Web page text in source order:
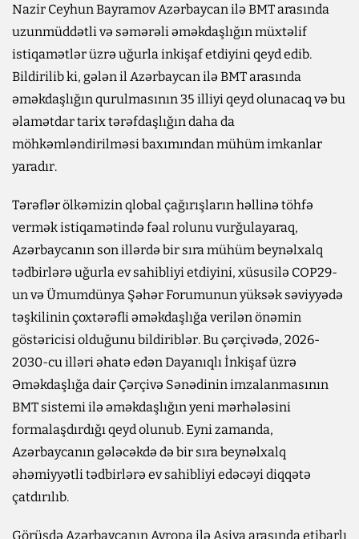
Nazir Ceyhun Bayramov Azərbaycan ilə BMT arasında
uzunmüddətli və səmərəli əməkdaşlığın müxtəlif
istiqamətlər üzrə uğurla inkişaf etdiyini qeyd edib.
Bildirilib ki, gələn il Azərbaycan ilə BMT arasında
əməkdaşlığın qurulmasının 35 illiyi qeyd olunacaq və bu
əlamətdar tarix tərəfdaşlığın daha da
möhkəmləndirilməsi baxımından mühüm imkanlar
yaradır.
Tərəflər ölkəmizin qlobal çağırışların həllinə töhfə
vermək istiqamətində fəal rolunu vurğulayaraq,
Azərbaycanın son illərdə bir sıra mühüm beynəlxalq
tədbirlərə uğurla ev sahibliyi etdiyini, xüsusilə COP29-
un və Ümumdünya Şəhər Forumunun yüksək səviyyədə
təşkilinin çoxtərəfli əməkdaşlığa verilən önəmin
göstəricisi olduğunu bildiriblər. Bu çərçivədə, 2026-
2030-cu illəri əhatə edən Dayanıqlı İnkişaf üzrə
Əməkdaşlığa dair Çərçivə Sənədinin imzalanmasının
BMT sistemi ilə əməkdaşlığın yeni mərhələsini
formalaşdırdığı qeyd olunub. Eyni zamanda,
Azərbaycanın gələcəkdə də bir sıra beynəlxalq
əhəmiyyətli tədbirlərə ev sahibliyi edəcəyi diqqətə
çatdırılıb.
Görüşdə Azərbaycanın Avropa ilə Asiya arasında etibarlı